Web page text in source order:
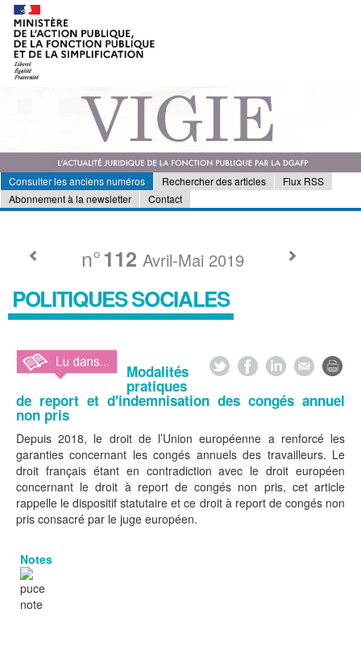
Consulter les anciens numéros Rechercher des articles
Flux RSS
Abonnement à la newsletter
Contact
n°112 Avril-Mai 2019
POLITIQUES SOCIALES
Modalités
pratiques
de report et d'indemnisation des congés annuel
non pris
Depuis 2018, le droit de l’Union européenne a renforcé les
garanties concernant les congés annuels des travailleurs. Le
droit français étant en contradiction avec le droit européen
concernant le droit à report de congés non pris, cet article
rappelle le dispositif statutaire et ce droit à report de congés non
pris consacré par le juge européen.
Notes